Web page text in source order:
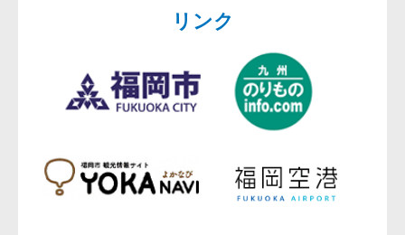
リンク